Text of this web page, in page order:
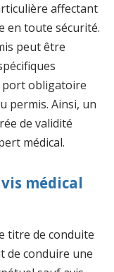
affectant
en toute sécurité.
peut être
port obligatoire
permis. Ainsi, un
de validité
médical.
médical
titre de conduite
de conduire une